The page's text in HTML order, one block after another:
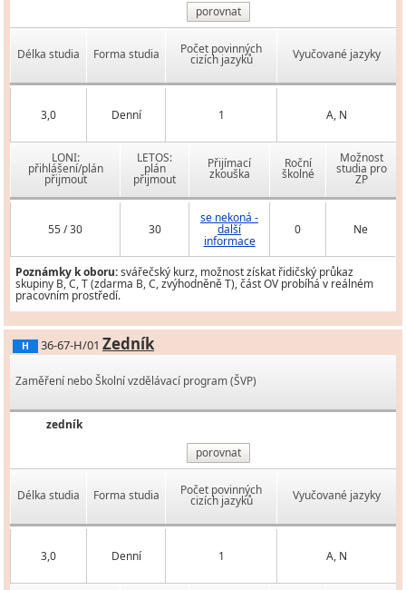
porovnat
Délka studia Forma studia Počet povinných
cizích jazyků Vyučované jazyky
3,0 Denní 1 A, N
LONI:
přihlášení/plán
přijmout
LETOS:
plán
přijmout
Přijímací
zkouška
Roční
školné
Možnost
studia pro
ZP
55 / 30 30
se nekoná -
další
informace
0 Ne
Poznámky k oboru:svářečský kurz, možnost získat řidičský průkaz
skupiny B, C, T (zdarma B, C, zvýhodněně T), část OV probíhá v reálném
pracovním prostředí.
H 36-67-H/01 Zedník
Zaměření nebo Školní vzdělávací program (ŠVP)
zedník
porovnat
Délka studia Forma studia Počet povinných
cizích jazyků Vyučované jazyky
3,0 Denní 1 A, N